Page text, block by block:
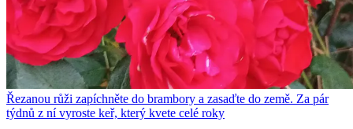
Řezanou růži zapíchněte do brambory a zasaďte do země. Za pár
týdnů z ní vyroste keř, který kvete celé roky